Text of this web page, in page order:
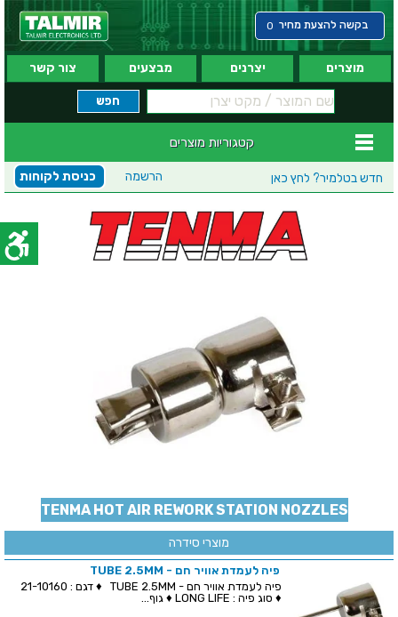
בקשה להצעת מחיר 0
מוצרים יצרנים מבצעים צור קשר
קטגוריות מוצרים
חדש בטלמיר? לחץ כאן כניסת לקוחות הרשמה
TENMA HOT AIR REWORK STATION NOZZLES
מוצרי סידרה
פיה לעמדת אוויר חם - TUBE 2.5MM
פיה לעמדת אוויר חם - TUBE 2.5MM ♦ דגם : 21-10160
♦ סוג פיה : LONG LIFE ♦ גוף...